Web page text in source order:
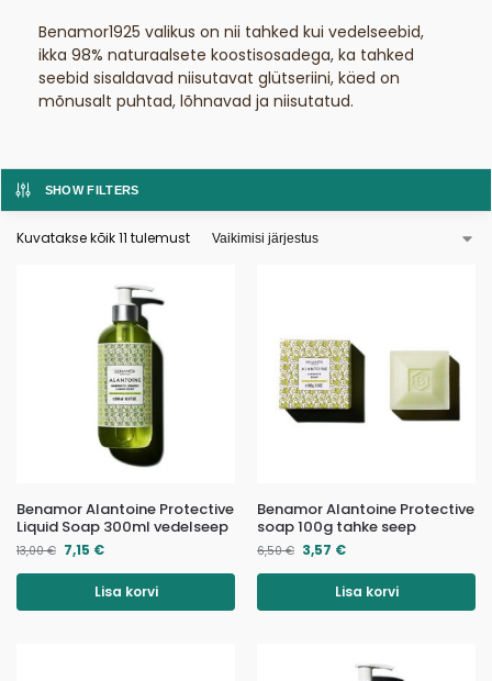
Benamor1925 valikus on nii tahked kui vedelseebid,
ikka 98% naturaalsete koostisosadega, ka tahked
seebid sisaldavad niisutavat glütseriini, käed on
mõnusalt puhtad, lõhnavad ja niisutatud.
SHOW FILTERS
Kuvatakse kõik 11 tulemust
Benamor Alantoine Protective
Liquid Soap 300ml vedelseep
13,00€ 7,15 €
Lisa korvi
Benamor Alantoine Protective
soap 100g tahke seep
6,50€ 3,57 €
Lisa korvi